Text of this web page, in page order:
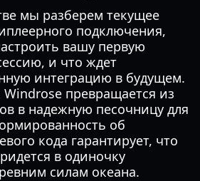
мы разберем текущее
подключения,
вашу первую
и что ждет
интеграцию в будущем.
превращается из
в надежную песочницу для
об
кода гарантирует, что
в одиночку
силам океана.